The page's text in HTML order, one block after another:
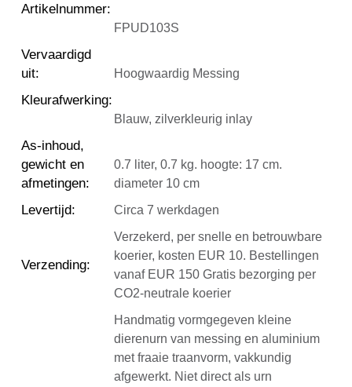
Artikelnummer:
FPUD103S
Vervaardigd
uit: Hoogwaardig Messing
Kleurafwerking:
Blauw, zilverkleurig inlay
As-inhoud,
gewicht en
afmetingen:
0.7 liter, 0.7 kg. hoogte: 17 cm.
diameter 10 cm
Levertijd: Circa 7 werkdagen
Verzending:
Verzekerd, per snelle en betrouwbare
koerier, kosten EUR 10. Bestellingen
vanaf EUR 150 Gratis bezorging per
CO2-neutrale koerier
Handmatig vormgegeven kleine
dierenurn van messing en aluminium
met fraaie traanvorm, vakkundig
afgewerkt. Niet direct als urn